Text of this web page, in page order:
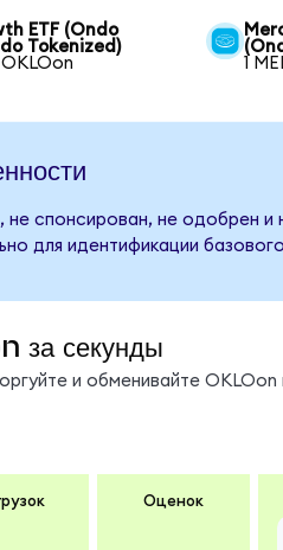
ETF (Ondo
Tokenized)
OKLOon
1
спонсирован, не одобрен
для идентификации
за секунды
и обменивайте
Оценок